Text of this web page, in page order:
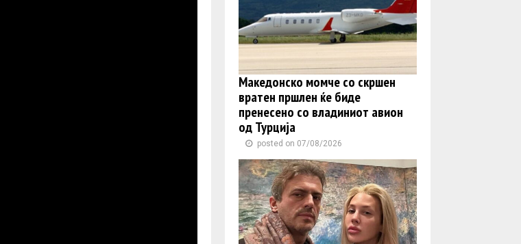
Македонско момче со скршен
вратен пршлен ќе биде
пренесено со владиниот авион
од Турција
posted on 07/08/2026